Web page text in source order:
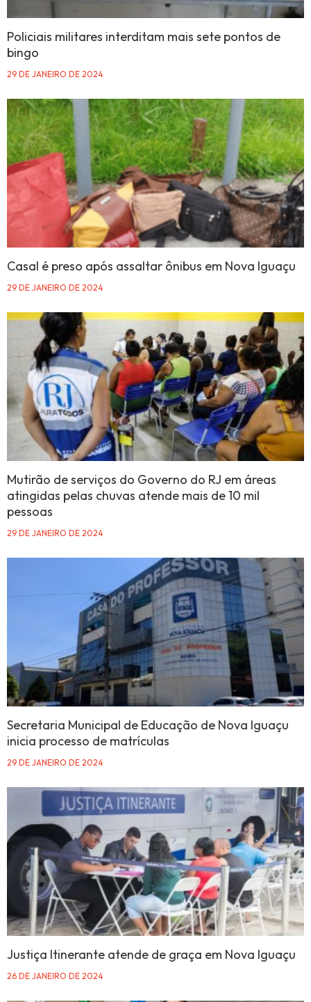
Policiais militares interditam mais sete pontos de
bingo
29 DE JANEIRO DE 2024
Casal é preso após assaltar ônibus em Nova Iguaçu
29 DE JANEIRO DE 2024
Mutirão de serviços do Governo do RJ em áreas
atingidas pelas chuvas atende mais de 10 mil
pessoas
29 DE JANEIRO DE 2024
Secretaria Municipal de Educação de Nova Iguaçu
inicia processo de matrículas
29 DE JANEIRO DE 2024
Justiça Itinerante atende de graça em Nova Iguaçu
26 DE JANEIRO DE 2024